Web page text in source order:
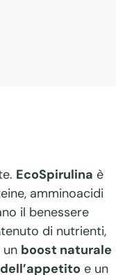
EcoSpirulina è
amminoacidi
il benessere
di nutrienti,
un boost naturale
e un